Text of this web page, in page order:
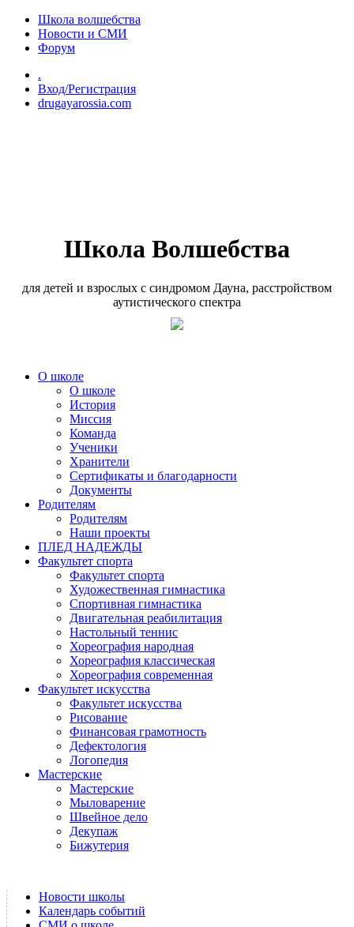
Перейти к основному содержанию
Школа волшебства
Новости и СМИ
Форум
.
Вход/Регистрация
drugayarossia.com
Школа Волшебства
для детей и взрослых с синдромом Дауна, расстройством
аутистического спектра
О школе
О школе
История
Миссия
Команда
Ученики
Хранители
Сертификаты и благодарности
Документы
Родителям
Родителям
Наши проекты
ПЛЕД НАДЕЖДЫ
Факультет спорта
Факультет спорта
Художественная гимнастика
Спортивная гимнастика
Двигательная реабилитация
Настольный теннис
Хореография народная
Хореография классическая
Хореография современная
Факультет искусства
Факультет искусства
Рисование
Финансовая грамотность
Дефектология
Логопедия
Мастерские
Мастерские
Мыловарение
Швейное дело
Декупаж
Бижутерия
Новости школы
Календарь событий